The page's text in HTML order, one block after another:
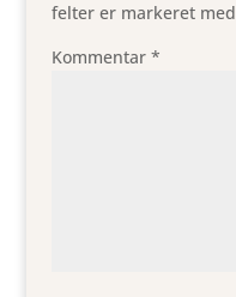
felter er markeret med
Kommentar *